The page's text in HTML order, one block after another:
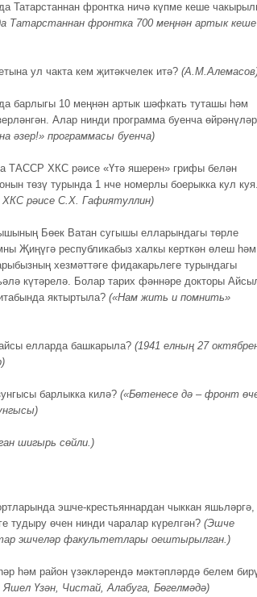
Татарстаннан фронтка ничә күпме кеше
Татарстаннан фронтка 700 меңнән артык кеше
ул чакта кем җитәкчелек итә?
барлыгы 10 меңнән артык шәфкать туташы һәм
Алар нинди программа буенча өйрәнүләр
әзер!» программасы буенча)
ТАССР ХКС рәисе «Үтә яшерен» грифы белән
төзү турында 1 нче номерлы боерыкка кул
рәисе С.Х. Гафиятуллин)
Бөек Ватан сугышы елларындагы төрле
Җиңүгә республикабыз халкы керткән өлеш һәм
хезмәттәге фидакарьлеге турындагы
күтәрелә. Болар тарих фәннәре докторы
яктыртыла? («Нам жить и помнить»
елларда башкарыла? (1941 елның 27
барлыкка килә? («Бөтенесе дә – фронт
шигырь сөйли.)
эшче-крестьяннардан чыккан яшьләргә,
тудыру өчен нинди чаралар күрелгән? (Эшче
эшчеләр факультетлары оештырылган.)
һәм район үзәкләрендә мәктәпләрдә белем
Яшел Үзән, Чистай, Алабуга, Бөгелмәдә)